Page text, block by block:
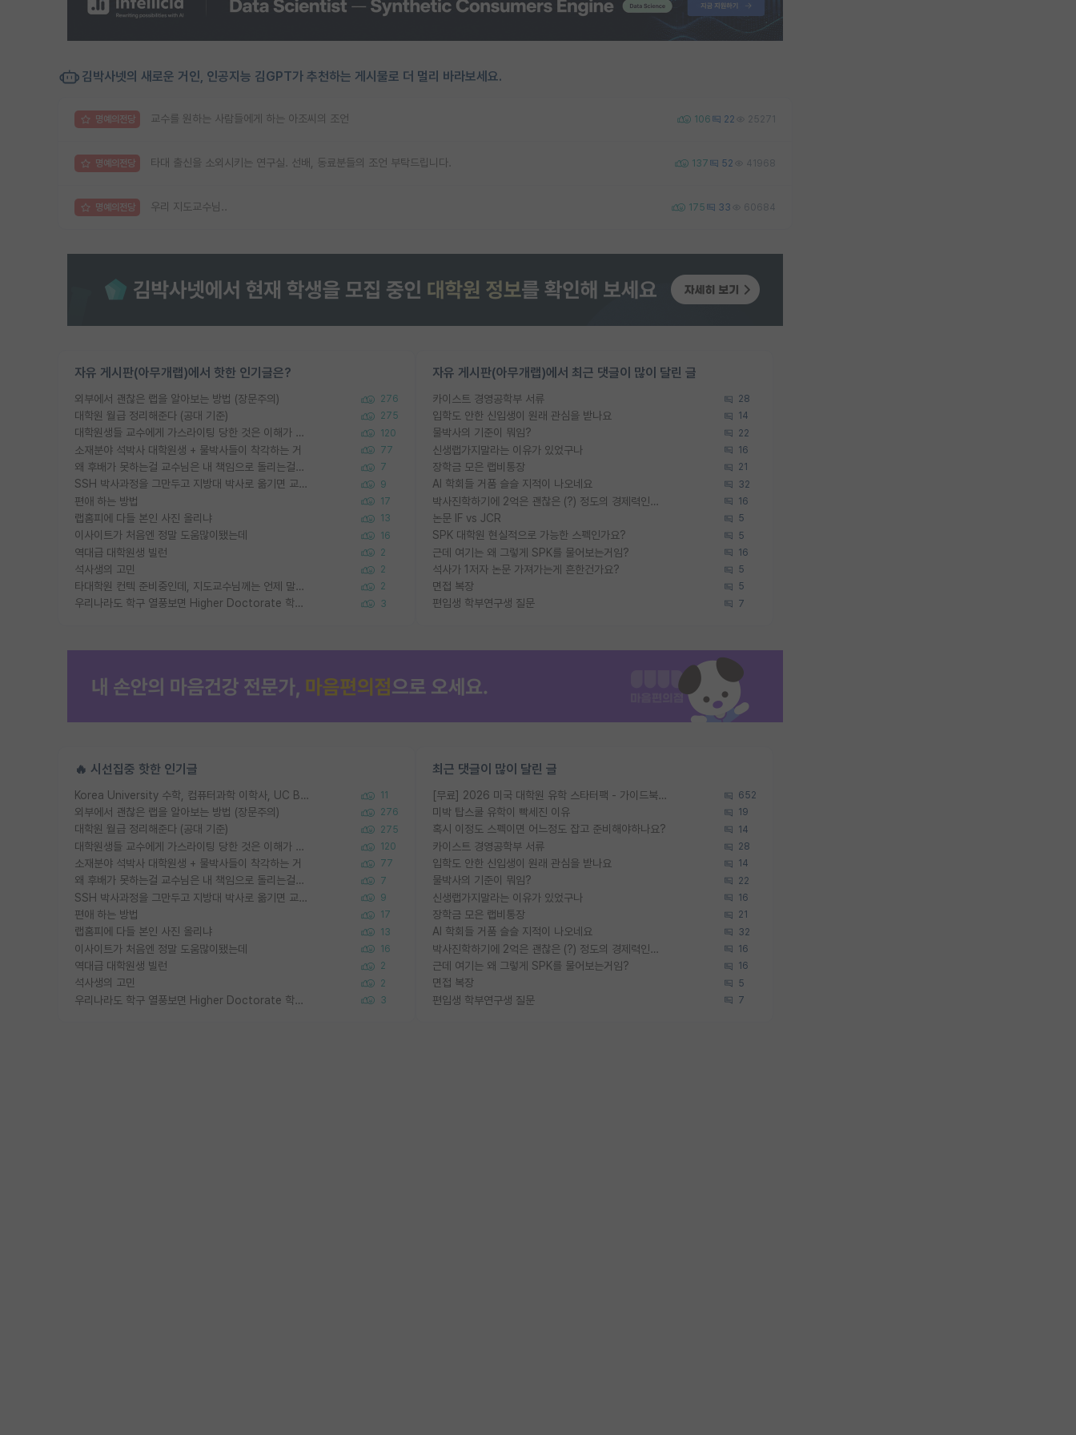
김박사넷의 새로운 거인, 인공지능 김GPT가 추천하는 게시물로 더 멀리 바라보세요.
명예의전당 교수를 원하는 사람들에게 하는 아조씨의 조언 106 22 25271
명예의전당 타대 출신을 소외시키는 연구실. 선배, 동료분들의 조언 부탁드립니다. 137 52 41968
명예의전당 우리 지도교수님.. 175 33 60684
자유 게시판(아무개랩)에서 핫한 인기글은?
외부에서 괜찮은 랩을 알아보는 방법 (장문주의) 276
대학원 월급 정리해준다 (공대 기준) 275
대학원생들 교수에게 가스라이팅 당한 것은 이해가 갑니다. 안타깝네요. 120
소재분야 석박사 대학원생 + 물박사들이 착각하는 거 77
왜 후배가 못하는걸 교수님은 내 책임으로 돌리는걸까요? 7
SSH 박사과정을 그만두고 지방대 박사로 옮기면 교수의 꿈은 끝일까요? 9
편애 하는 방법 17
랩홈피에 다들 본인 사진 올리냐 13
이사이트가 처음엔 정말 도움많이됐는데 16
역대급 대학원생 빌런 2
석사생의 고민 2
타대학원 컨텍 준비중인데, 지도교수님께는 언제 말씀드려야 할까요? 2
우리나라도 학구 열풍보면 Higher Doctorate 학위가 필요하다고 봅니다. 3
자유 게시판(아무개랩)에서 최근 댓글이 많이 달린 글
카이스트 경영공학부 서류 28
입학도 안한 신입생이 원래 관심을 받나요 14
물박사의 기준이 뭐임? 22
신생랩가지말라는 이유가 있었구나 16
장학금 모은 랩비통장 21
AI 학회들 거품 슬슬 지적이 나오네요 32
박사진학하기에 2억은 괜찮은 (?) 정도의 경제력인가요 16
논문 IF vs JCR 5
SPK 대학원 현실적으로 가능한 스펙인가요? 5
근데 여기는 왜 그렇게 SPK를 물어보는거임? 16
석사가 1저자 논문 가져가는게 흔한건가요? 5
면접 복장 5
편입생 학부연구생 질문 7
🔥 시선집중 핫한 인기글
Korea University 수학, 컴퓨터과학 이학사, UC Berkeley 산업공학 대학원 공학박사가 되는 것은 쉽지 않겠죠? 11
외부에서 괜찮은 랩을 알아보는 방법 (장문주의) 276
대학원 월급 정리해준다 (공대 기준) 275
대학원생들 교수에게 가스라이팅 당한 것은 이해가 갑니다. 안타깝네요. 120
소재분야 석박사 대학원생 + 물박사들이 착각하는 거 77
왜 후배가 못하는걸 교수님은 내 책임으로 돌리는걸까요? 7
SSH 박사과정을 그만두고 지방대 박사로 옮기면 교수의 꿈은 끝일까요? 9
편애 하는 방법 17
랩홈피에 다들 본인 사진 올리냐 13
이사이트가 처음엔 정말 도움많이됐는데 16
역대급 대학원생 빌런 2
석사생의 고민 2
우리나라도 학구 열풍보면 Higher Doctorate 학위가 필요하다고 봅니다. 3
최근 댓글이 많이 달린 글
[무료] 2026 미국 대학원 유학 스타터팩 - 가이드북 & 합격자 컨택메일 템플릿 652
미박 탑스쿨 유학이 빡세진 이유 19
혹시 이정도 스펙이면 어느정도 잡고 준비해야하나요? 14
카이스트 경영공학부 서류 28
입학도 안한 신입생이 원래 관심을 받나요 14
물박사의 기준이 뭐임? 22
신생랩가지말라는 이유가 있었구나 16
장학금 모은 랩비통장 21
AI 학회들 거품 슬슬 지적이 나오네요 32
박사진학하기에 2억은 괜찮은 (?) 정도의 경제력인가요 16
근데 여기는 왜 그렇게 SPK를 물어보는거임? 16
면접 복장 5
편입생 학부연구생 질문 7